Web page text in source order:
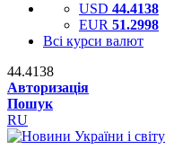
USD 44.4138
EUR 51.2998
Всі курси валют
44.4138
Авторизація
Пошук
RU